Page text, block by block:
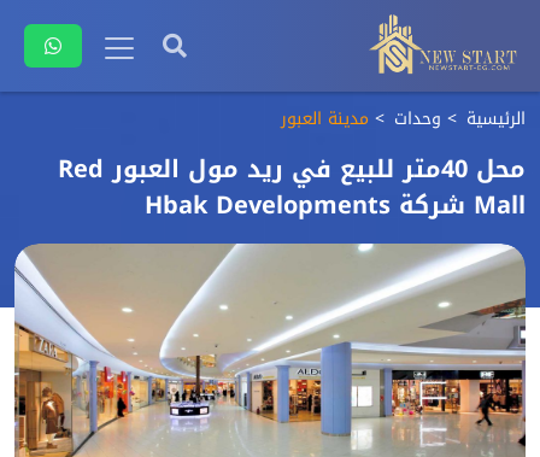
الرئيسية وحدات مدينة العبور
محل 40متر للبيع في ريد مول العبور Red
Mall شركة Hbak Developments